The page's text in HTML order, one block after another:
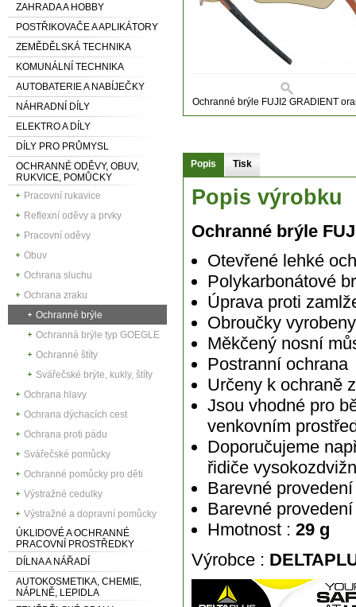
ZAHRADA A HOBBY
POSTŘIKOVAČE A APLIKÁTORY
ZEMĚDĚLSKÁ TECHNIKA
KOMUNÁLNÍ TECHNIKA
AUTOBATERIE A NABÍJEČKY
NÁHRADNÍ DÍLY
ELEKTRO A DÍLY
DÍLY PRO PRŮMYSL
OCHRANNÉ ODĚVY, OBUV,
RUKVICE, POMŮCKY
Pracovní rukavice
Reflexní oděvy a prvky
Pracovní oděvy
Obuv
Ochrana sluchu
Ochrana zraku
Ochranné brýle
Ochranná brýle typ GOEGLE
Ochranné štíty
Svářečské brýle, kukly, štíty
Ochrana hlavy
Ochrana dýchacích cest
Ochrana proti pádu
Svářečské pomůcky
Ochranné pomůcky pro děti
Výstražné cedulky
Výstražné a dopravní pomůcky
ÚKLIDOVÉ A OCHRANNÉ
PRACOVNÍ PROSTŘEDKY
DÍLNA A NÁŘADÍ
AUTOKOSMETIKA, CHEMIE,
NÁPLNĚ, LEPIDLA
Ochranné brýle FUJI2 GRADIENT
Popis Tisk
Popis výrobku
Ochranné brýle
Otevřené lehké
Polykarbonátové
Úprava proti
Obroučky
Měkčený nosní
Postranní ochrana
Určeny k ochraně
Jsou vhodné pro
venkovním
Doporučujeme
řidiče
Barevné
Barevné
Hmotnost : 29 g
Výrobce :